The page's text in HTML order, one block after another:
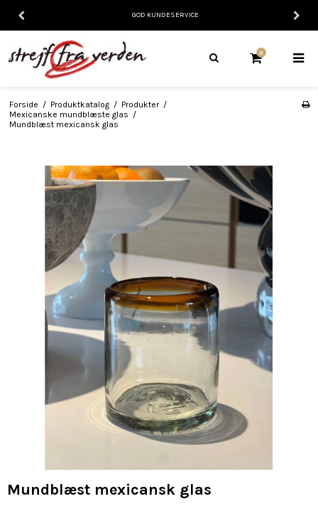
GOD KUNDESERVICE
0
Forside / Produktkatalog / Produkter /
Mexicanske mundblæste glas /
Mundblæst mexicansk glas
Mundblæst mexicansk glas